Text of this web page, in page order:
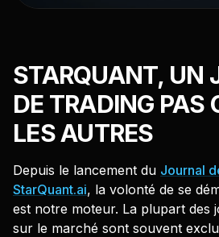
STARQUANT, UN
DE TRADING PAS
LES AUTRES
Depuis le lancement du Journal
StarQuant.ai, la volonté de se
est notre moteur. La plupart des
sur le marché sont souvent